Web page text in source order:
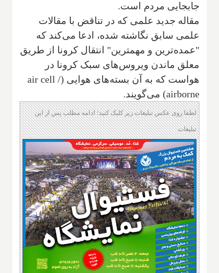
جابجایی مردم است.
مقاله جدید علمی که در تناقض با مقالات
علمی سابق نگاشته شده، ادعا می‌کند که
"عمده‌ترین و مهمترین" انتقال کرونا از طریق
معلق ماندن ویروس‌های سبک کرونا در
هواست که به آن بسته‌های هوایی (air cell /
airborne) می‌گویند.
لطفا روی عکس تبلیغات زیر کلیک کنید؛ ادامه مطلب پس از این
تبلیغات